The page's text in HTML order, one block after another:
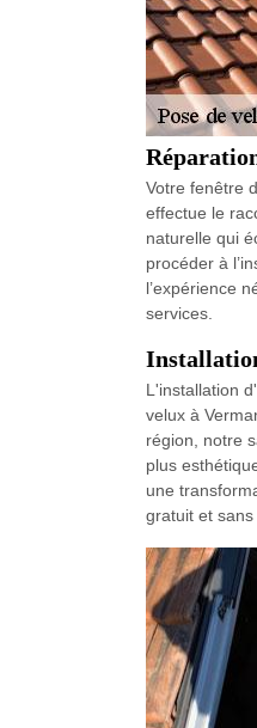
Votre fenêtre
effectue le
naturelle qui
procéder à
l’expérience
services.
L'installation
velux à
région, notre
plus
une
gratuit et